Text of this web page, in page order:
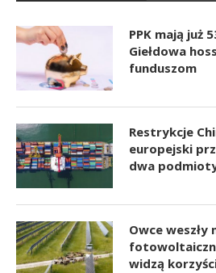
PPK mają już
Giełdowa
funduszom
Restrykcje
europejski
dwa
Owce weszły
widzą